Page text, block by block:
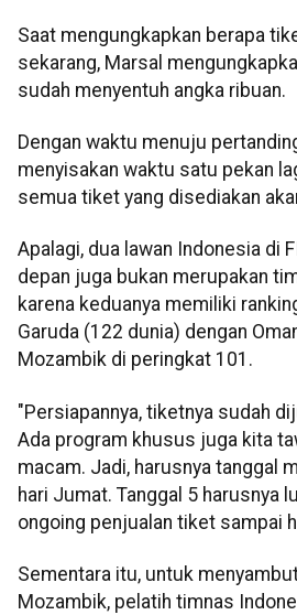
Saat mengungkapkan berapa
sekarang, Marsal
sudah menyentuh angka ribuan.
Dengan waktu menuju
menyisakan waktu satu pekan
semua tiket yang disediakan
Apalagi, dua lawan Indonesia di
depan juga bukan merupakan
karena keduanya memiliki
Garuda (122 dunia) dengan
Mozambik di peringkat 101.
"Persiapannya, tiketnya sudah
Ada program khusus juga kita
macam. Jadi, harusnya tanggal
hari Jumat. Tanggal 5 harusnya
ongoing penjualan tiket sampai
Sementara itu, untuk
Mozambik, pelatih timnas